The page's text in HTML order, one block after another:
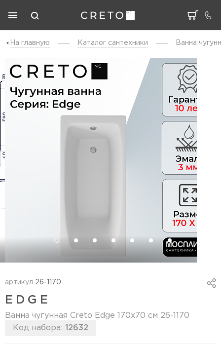
На главную Каталог cантехники Ванна
артикул 26-1170
EDGE
Ванна чугунная Creto Edge 170х70 см 26-1170
Код набора: 12632